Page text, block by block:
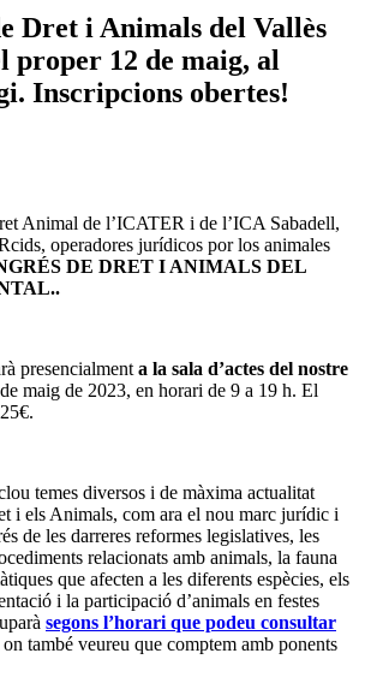
Dret i Animals del Vallès
proper 12 de maig, al
Inscripcions obertes!
Animal de l’ICATER i de l’ICA Sabadell,
operadores jurídicos por los animales
DE DRET I ANIMALS DEL
presencialment a la sala d’actes del nostre
maig de 2023, en horari de 9 a 19 h. El
temes diversos i de màxima actualitat
i els Animals, com ara el nou marc jurídic i
de les darreres reformes legislatives, les
relacionats amb animals, la fauna
que afecten a les diferents espècies, els
i la participació d’animals en festes
segons l’horari que podeu consultar
on també veureu que comptem amb ponents